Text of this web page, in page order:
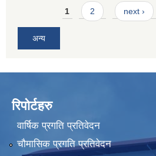
Pages1 2 next ›
अन्य
रिपोर्टहरु
वार्षिक प्रगति प्रतिवेदन
चौमासिक प्रगति प्रतिवेदन